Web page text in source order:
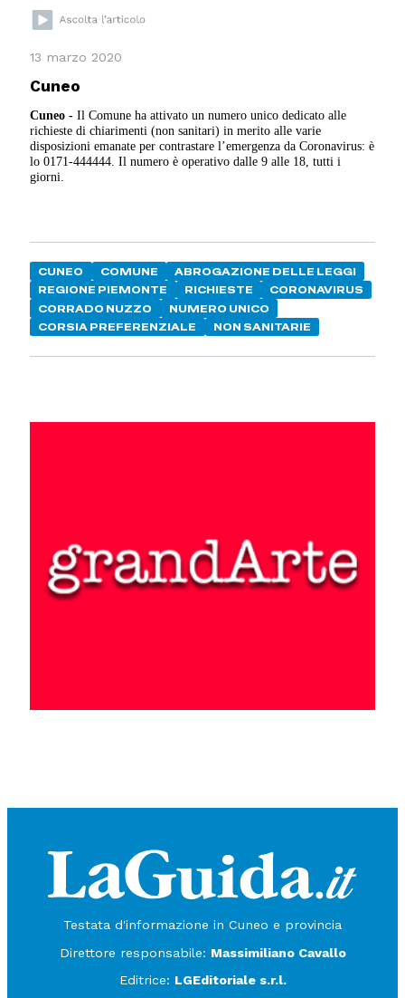
13 marzo 2020
Cuneo
Cuneo -Il Comune ha attivato un numero unico dedicato alle
richieste di chiarimenti (non sanitari) in merito alle varie
disposizioni emanate per contrastare l’emergenza da Coronavirus: è
lo 0171-444444. Il numero è operativo dalle 9 alle 18, tutti i
giorni.
CUNEO COMUNE
ABROGAZIONE DELLE LEGGI
REGIONE PIEMONTE
RICHIESTE
CORONAVIRUS
CORRADO NUZZO
NUMERO UNICO
CORSIA PREFERENZIALE
NON SANITARIE
Testata d'informazione in Cuneo e provincia
Direttore responsabile: Massimiliano Cavallo
Editrice: LGEditoriale s.r.l.